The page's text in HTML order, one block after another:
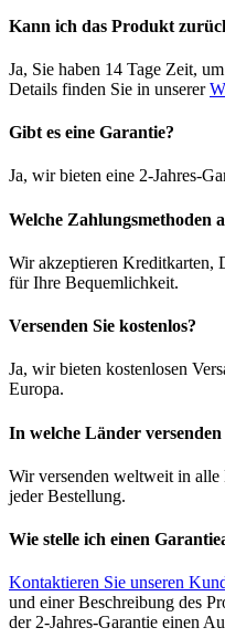
Kann ich das Produkt
Ja, Sie haben 14 Tage Zeit,
Details finden Sie in unserer
Gibt es eine Garantie?
Ja, wir bieten eine 2-Jahres-
Welche Zahlungsmethoden
Wir akzeptieren Kreditkarten,
für Ihre Bequemlichkeit.
Versenden Sie kostenlos?
Ja, wir bieten kostenlosen
Europa.
In welche Länder versenden
Wir versenden weltweit in alle
jeder Bestellung.
Wie stelle ich einen
Kontaktieren Sie unseren
und einer Beschreibung des
der 2-Jahres-Garantie einen